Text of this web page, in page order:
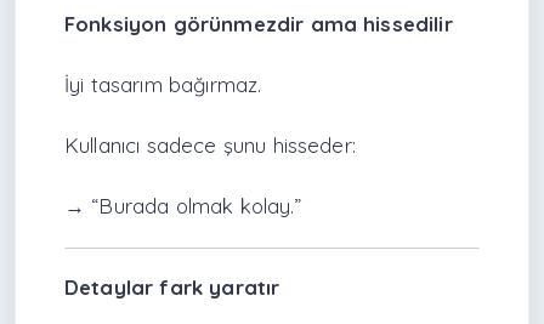
Fonksiyon görünmezdir ama hissedilir
İyi tasarım bağırmaz.
Kullanıcı sadece şunu hisseder:
→ “Burada olmak kolay.”
Detaylar fark yaratır